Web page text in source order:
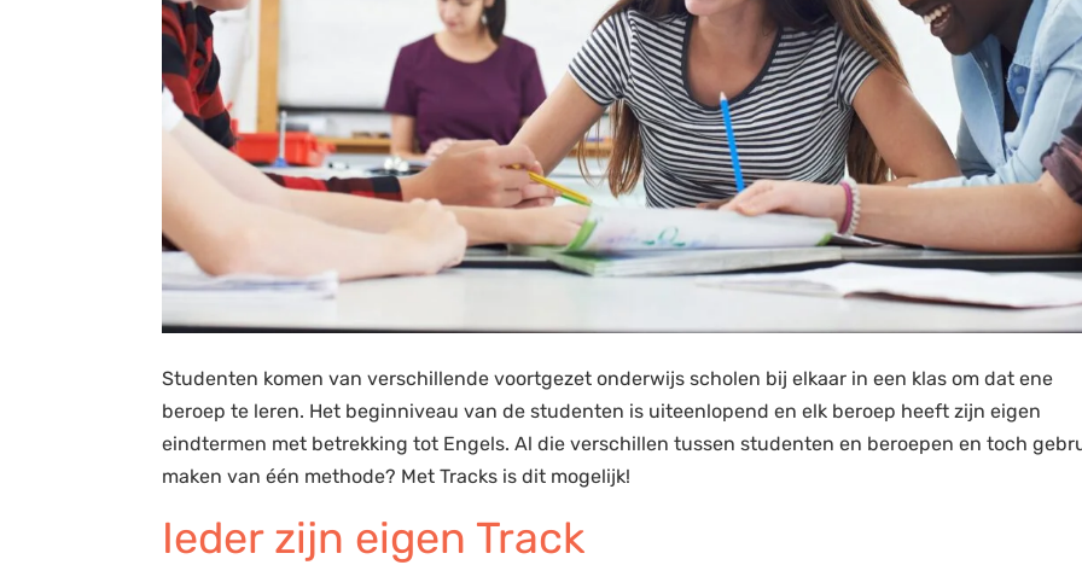
Studenten komen van verschillende voortgezet onderwijs scholen bij elkaar in een klas om dat ene
beroep te leren. Het beginniveau van de studenten is uiteenlopend en elk beroep heeft zijn eigen
eindtermen met betrekking tot Engels. Al die verschillen tussen studenten en beroepen en toch
maken van één methode? Met Tracks is dit mogelijk!
Ieder zijn eigen Track